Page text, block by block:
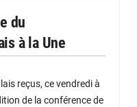
du
à la Une
reçus, ce vendredi à
de la conférence de